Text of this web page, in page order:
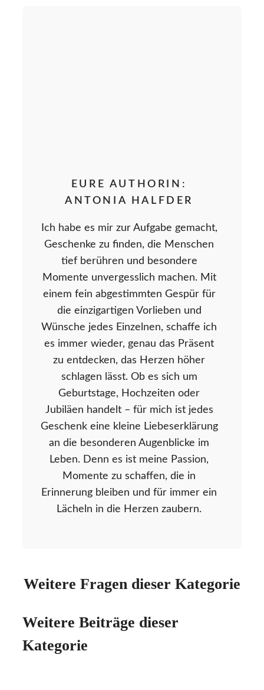
EURE AUTHORIN:
ANTONIA HALFDER
Ich habe es mir zur Aufgabe gemacht,
Geschenke zu finden, die Menschen
tief berühren und besondere
Momente unvergesslich machen. Mit
einem fein abgestimmten Gespür für
die einzigartigen Vorlieben und
Wünsche jedes Einzelnen, schaffe ich
es immer wieder, genau das Präsent
zu entdecken, das Herzen höher
schlagen lässt. Ob es sich um
Geburtstage, Hochzeiten oder
Jubiläen handelt – für mich ist jedes
Geschenk eine kleine Liebeserklärung
an die besonderen Augenblicke im
Leben. Denn es ist meine Passion,
Momente zu schaffen, die in
Erinnerung bleiben und für immer ein
Lächeln in die Herzen zaubern.
Weitere Fragen dieser Kategorie
Weitere Beiträge dieser
Kategorie